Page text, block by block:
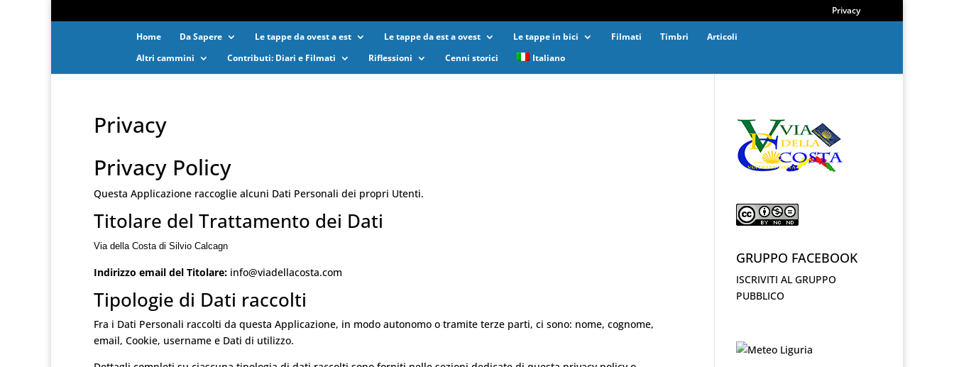
Privacy
Home Da Sapere Le tappe da ovest a est Le tappe da est a ovest Le tappe in bici Filmati Timbri
Articoli
Altri cammini
Contributi: Diari e Filmati Riflessioni Cenni storici Italiano
Privacy
Privacy Policy
Questa Applicazione raccoglie alcuni Dati Personali dei propri Utenti.
Titolare del Trattamento dei Dati
Via della Costa di Silvio Calcagn
Indirizzo email del Titolare: info@viadellacosta.com
Tipologie di Dati raccolti
Fra i Dati Personali raccolti da questa Applicazione, in modo autonomo o tramite terze parti, ci sono: nome, cognome,
email, Cookie, username e Dati di utilizzo.
GRUPPO FACEBOOK
ISCRIVITI AL GRUPPO
PUBBLICO